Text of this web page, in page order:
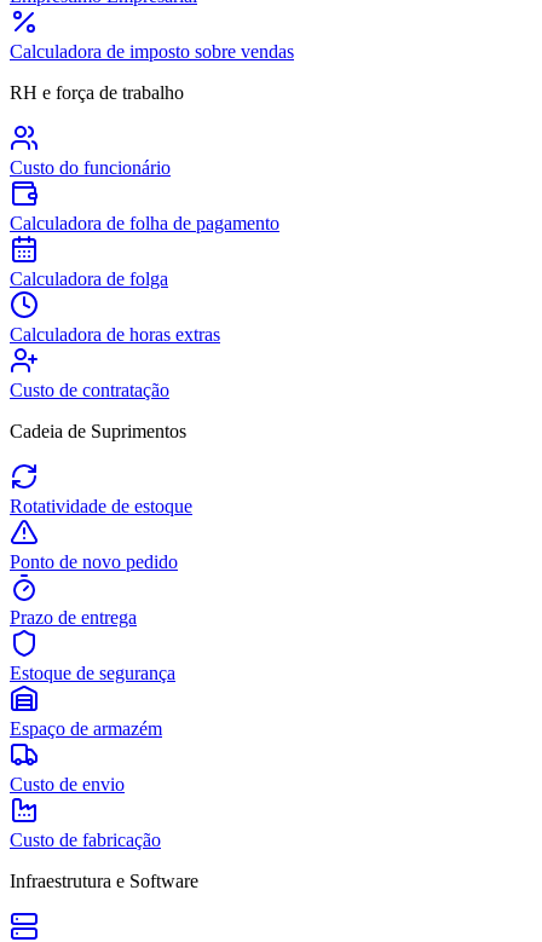
Calculadora de imposto sobre vendas
RH e força de trabalho
Custo do funcionário
Calculadora de folha de pagamento
Calculadora de folga
Calculadora de horas extras
Custo de contratação
Cadeia de Suprimentos
Rotatividade de estoque
Ponto de novo pedido
Prazo de entrega
Estoque de segurança
Espaço de armazém
Custo de envio
Custo de fabricação
Infraestrutura e Software